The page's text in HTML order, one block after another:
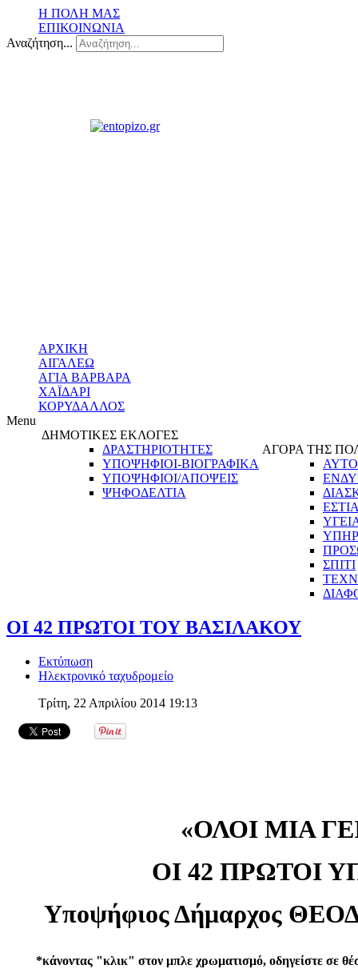
Η ΠΟΛΗ ΜΑΣ
ΕΠΙΚΟΙΝΩΝΙΑ
Αναζήτηση...
ΑΡΧΙΚΗ
ΑΙΓΑΛΕΩ
ΑΓΙΑ ΒΑΡΒΑΡΑ
ΧΑΪΔΑΡΙ
ΚΟΡΥΔΑΛΛΟΣ
Menu
ΔΗΜΟΤΙΚΕΣ ΕΚΛΟΓΕΣ
ΔΡΑΣΤΗΡΙΟΤΗΤΕΣ
ΥΠΟΨΗΦΙΟΙ-ΒΙΟΓΡΑΦΙΚΑ
ΥΠΟΨΗΦΙΟΙ/ΑΠΟΨΕΙΣ
ΨΗΦΟΔΕΛΤΙΑ
ΑΓΟΡΑ ΤΗΣ
ΣΠΙΤΙ
ΟΙ 42 ΠΡΩΤΟΙ ΤΟΥ ΒΑΣΙΛΑΚΟΥ
Εκτύπωση
Ηλεκτρονικό ταχυδρομείο
Τρίτη, 22 Απριλίου 2014 19:13
«ΟΛΟΙ ΜΙΑ
ΟΙ 42 ΠΡΩΤΟΙ
Υποψήφιος Δήμαρχος
*κάνοντας "κλικ" στον μπλε χρωματισμό, οδηγείστε σε